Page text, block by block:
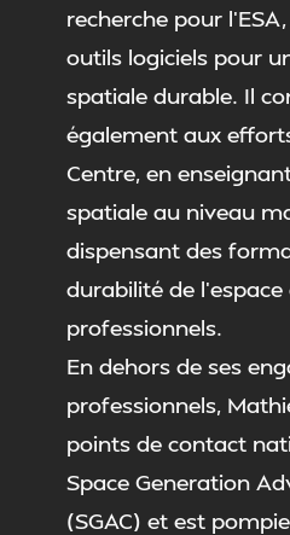
recherche pour
outils logiciels pour
spatiale durable. Il
également aux
Centre, en
spatiale au niveau
dispensant des
durabilité de l’espace
professionnels.
En dehors de ses
professionnels,
points de contact
Space Generation
(SGAC) et est